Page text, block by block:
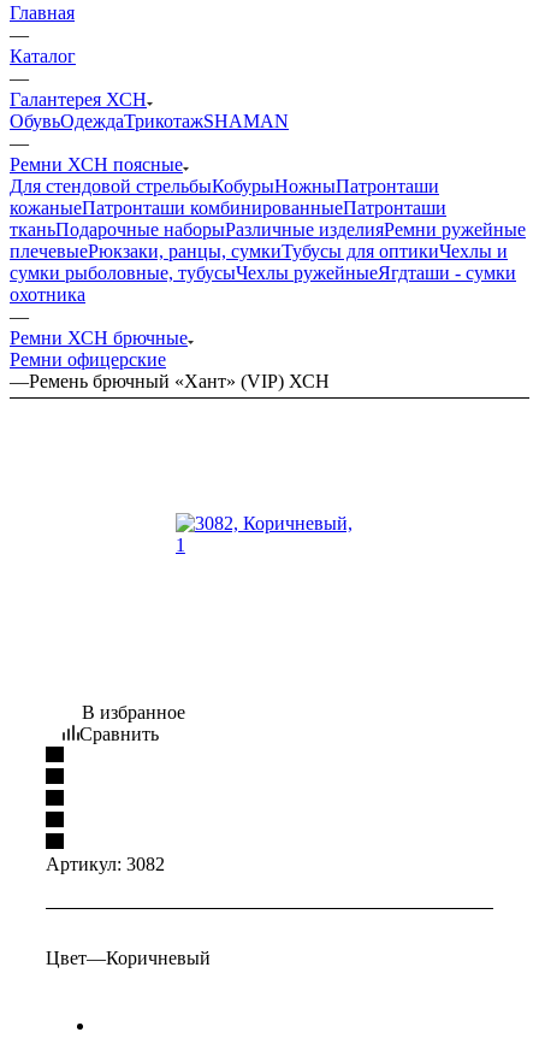
Главная
—
Каталог
—
Галантерея ХСН
ОбувьОдеждаТрикотажSHAMAN
—
Ремни ХСН поясные
Для стендовой стрельбыКобурыНожныПатронташи
кожаныеПатронташи комбинированныеПатронташи
тканьПодарочные наборыРазличные изделияРемни ружейные
плечевыеРюкзаки, ранцы, сумкиТубусы для оптикиЧехлы и
сумки рыболовные, тубусыЧехлы ружейныеЯгдташи - сумки
охотника
—
Ремни ХСН брючные
Ремни офицерские
—Ремень брючный «Хант» (VIP) ХСН
В избранное
Сравнить
Артикул: 3082
Цвет—Коричневый